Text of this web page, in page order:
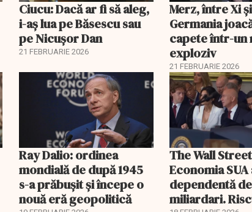
Ciucu: Dacă ar fi să aleg,
i-aș lua pe Băsescu sau
pe Nicușor Dan
21 FEBRUARIE 2026
Merz, între Xi
Germania
capete într-un
exploziv
21 FEBRUARIE 2026
Ray Dalio: ordinea
mondială de după 1945
s-a prăbușit și începe o
nouă eră geopolitică
The Wall
Economia
dependentă de
miliardari.